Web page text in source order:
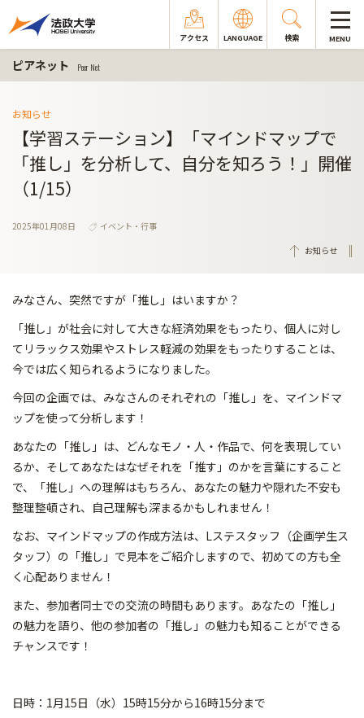
アクセス LANGUAGE 検索 MENU
ピアネット Peer Net
お知らせ
【学習ステーション】「マインドマップで
「推し」を分析して、自分を知ろう！」開催
（1/15）
2025年01月08日
イベント・行事
お知らせ
みなさん、突然ですが「推し」はいますか？
「推し」が社会に対して大きな経済効果をもったり、個人に対し
てリラックス効果やストレス軽減の効果をもったりすることは、
今では広く知られるようになりました。
今回の企画では、みなさんのそれぞれの「推し」を、マインドマ
ップを使って分析します！
あなたの「推し」は、どんなモノ・人・作品で、何を表現してい
るか、そしてあなたはなぜそれを「推す」のかを言葉にすること
で、「推し」への理解はもちろん、あなたの魅力や隠れた不安も
整理整頓され、自己理解も深まるかもしれません！
なお、マインドマップの作成方法は、Lステスタッフ（企画学生ス
タッフ）の「推し」で見本をご紹介しますので、初めての方も全
く心配ありません！
また、参加者同士での交流の時間もあります。あなたの「推し」
の魅力を語り、他の参加者の「推し」の魅力も知ることができる
チャンスです！
日時：1月15日（水）15時15分から16時15分まで